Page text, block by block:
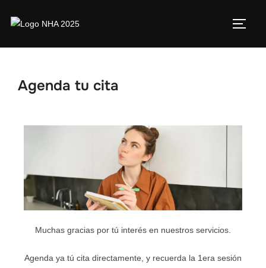
Agenda tu cita
Muchas gracias por tú interés en nuestros servicios.
Agenda ya tú cita directamente, y recuerda la 1era sesión